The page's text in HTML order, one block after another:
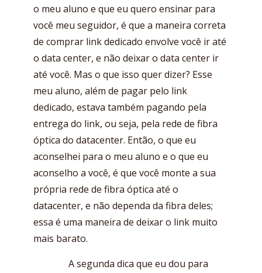
o meu aluno e que eu quero ensinar para
você meu seguidor, é que a maneira correta
de comprar link dedicado envolve você ir até
o data center, e não deixar o data center ir
até você. Mas o que isso quer dizer? Esse
meu aluno, além de pagar pelo link
dedicado, estava também pagando pela
entrega do link, ou seja, pela rede de fibra
óptica do datacenter. Então, o que eu
aconselhei para o meu aluno e o que eu
aconselho a você, é que você monte a sua
própria rede de fibra óptica até o
datacenter, e não dependa da fibra deles;
essa é uma maneira de deixar o link muito
mais barato.
A segunda dica que eu dou para